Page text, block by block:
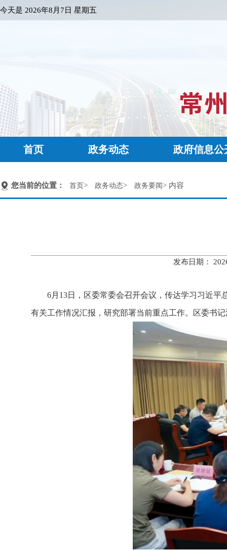
今天是 2026年8月7日 星期五
首页 政务动态 政府信息公
您当前的位置： 首页> 政务动态> 政务要闻> 内容
发布日期：
6月13日，区委常委会召开会议，传达学习习近
有关工作情况汇报，研究部署当前重点工作。区委书